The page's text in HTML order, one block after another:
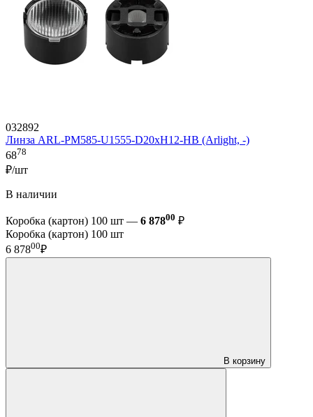
032892
Линза ARL-PM585-U1555-D20xH12-HB (Arlight, -)
6878
₽/шт
В наличии
Коробка (картон) 100 шт — 6 87800 ₽
Коробка (картон) 100 шт
6 87800₽
В корзину